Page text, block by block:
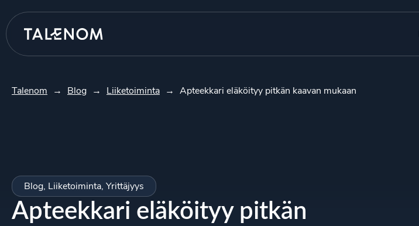
Talenom → Blog → Liiketoiminta → Apteekkari eläköityy pitkän kaavan mukaan
Blog, Liiketoiminta, Yrittäjyys
Apteekkari eläköityy pitkän